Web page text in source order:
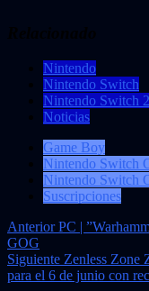
Nintendo
Nintendo Switch
Nintendo Switch 2
Noticias
Game Boy
Nintendo Switch
Nintendo Switch
Suscripciones
Navegación
de
entradas
AnteriorPC |
GOG
Siguiente Zenless Zone
para el 6 de junio con